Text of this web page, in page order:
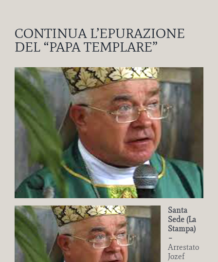
CONTINUA L’EPURAZIONE
DEL “PAPA TEMPLARE”
Ingrandisci
immagine
Santa
Sede (La
Stampa)
–
Arrestato
Jozef